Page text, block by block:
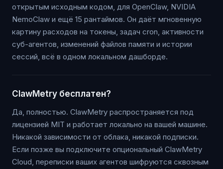
открытым исходным кодом, для OpenClaw, NVIDIA
NemoClaw и ещё 15 рантаймов. Он даёт мгновенную
картину расходов на токены, задач cron, активности
суб-агентов, изменений файлов памяти и истории
сессий, всё в одном локальном дашборде.
ClawMetry бесплатен?
Да, полностью. ClawMetry распространяется под
лицензией MIT и работает локально на вашей машине.
Никакой зависимости от облака, никакой подписки.
Если позже вы подключите опциональный ClawMetry
Cloud, переписки ваших агентов шифруются сквозным